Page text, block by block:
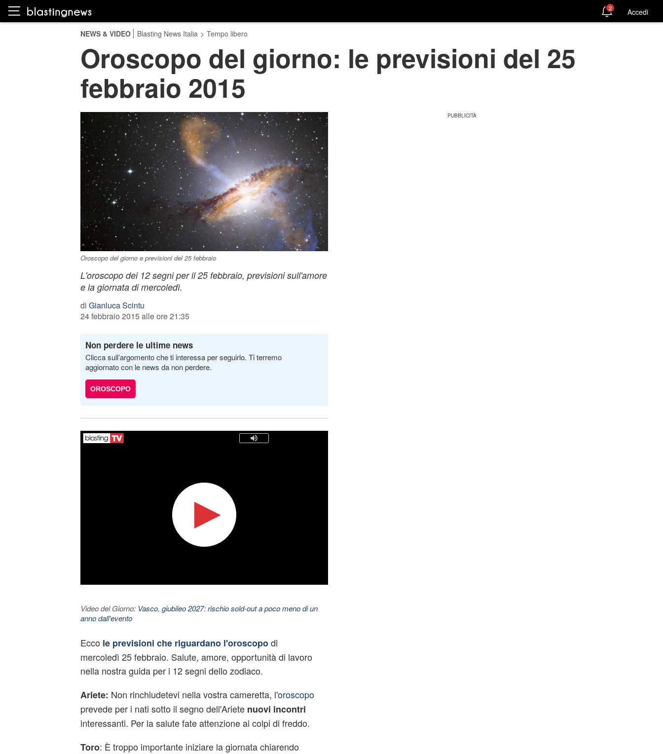
2 Accedi
NEWS & VIDEO Blasting News Italia > Tempo libero
Oroscopo del giorno: le previsioni del 25
febbraio 2015
Oroscopo del giorno e previsioni del 25 febbraio
L'oroscopo dei 12 segni per il 25 febbraio, previsioni sull'amore
e la giornata di mercoledì.
di Gianluca Scintu
24 febbraio 2015 alle ore 21:35
Non perdere le ultime news
Clicca sull’argomento che ti interessa per seguirlo. Ti terremo
aggiornato con le news da non perdere.
OROSCOPO
Video del Giorno: Vasco, giubileo 2027: rischio sold-out a poco meno di un
anno dall'evento
Ecco le previsioni che riguardano l'oroscopodi
mercoledì 25 febbraio. Salute, amore, opportunità di lavoro
nella nostra guida per i 12 segni dello zodiaco.
Ariete: Non rinchiudetevi nella vostra cameretta, l'oroscopo
prevede per i nati sotto il segno dell'Arietenuovi incontri
interessanti. Per la salute fate attenzione ai colpi di freddo.
Toro: È troppo importante iniziare la giornata chiarendo